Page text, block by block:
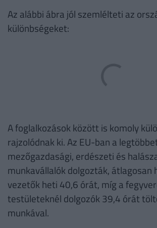
Az alábbi ábra jól szemlélteti az
különbségeket:
A foglalkozások között is komoly
rajzolódnak ki. Az EU-ban a
mezőgazdasági, erdészeti és
munkavállalók dolgozták, átlagosan
vezetők heti 40,6 órát, míg a
testületeknél dolgozók 39,4 órát
munkával.